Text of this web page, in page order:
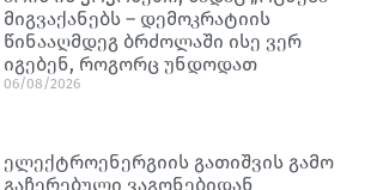
მიგვაქანებს – დემოკრატიის
წინააღმდეგ ბრძოლაში ისე ვერ
იგებენ, როგორც უნდოდათ
06/08/2026
ელექტროენერგიის გათიშვის გამო
გაჩერებული ვაგონებიდან